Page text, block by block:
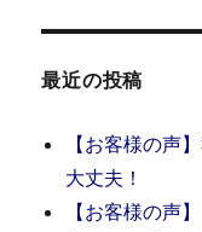
最近の投稿
【お客様の声
大丈夫！
【お客様の声